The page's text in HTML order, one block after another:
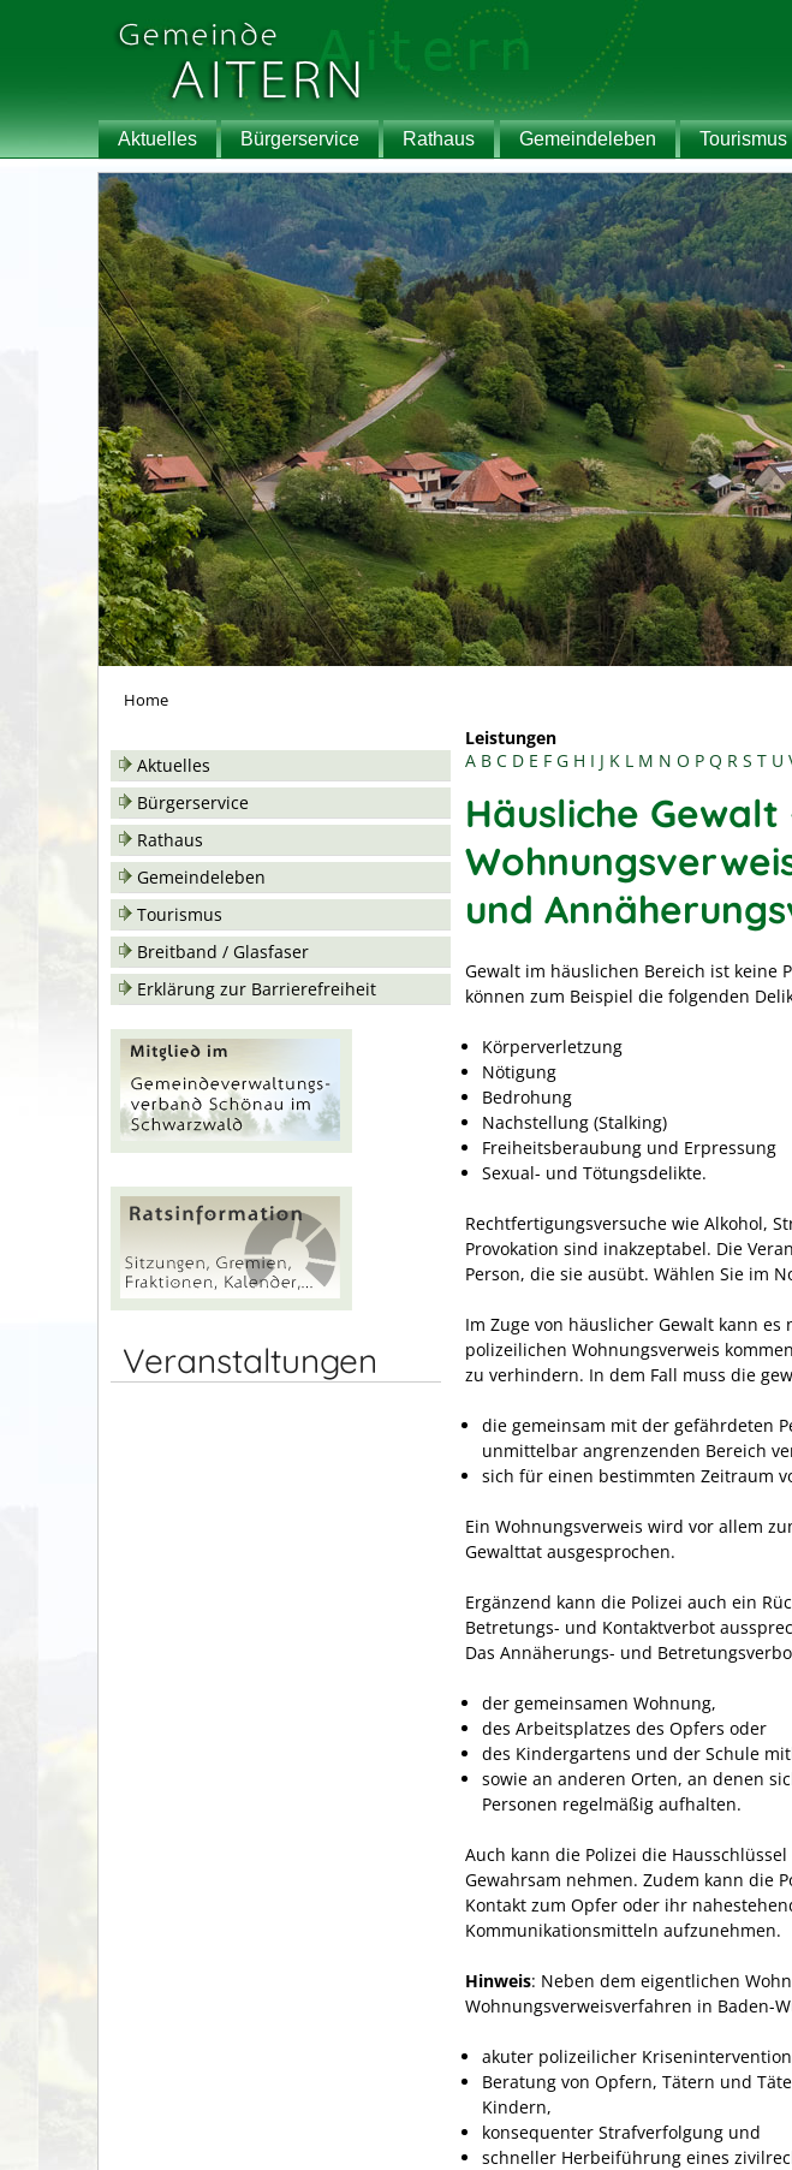
Aktuelles Bürgerservice Rathaus Gemeindeleben Tourismus
Home
Aktuelles
Bürgerservice
Rathaus
Gemeindeleben
Tourismus
Breitband / Glasfaser
Erklärung zur Barrierefreiheit
Veranstaltungen
Leistungen
A B C D E F G H I J K L M N O P Q R S T U
Häusliche
und
Gewalt im häuslichen Bereich ist keine
können zum Beispiel die folgenden
Körperverletzung
Nötigung
Bedrohung
Nachstellung (Stalking)
Freiheitsberaubung und Erpressung
Sexual- und Tötungsdelikte.
Rechtfertigungsversuche wie Alkohol,
Provokation sind inakzeptabel. Die
Person, die sie ausübt. Wählen Sie im
Im Zuge von häuslicher Gewalt kann
polizeilichen Wohnungsverweis
zu verhindern. In dem Fall muss die
die gemeinsam mit der gefährdeten
unmittelbar angrenzenden Bereich
sich für einen bestimmten Zeitraum
Ein Wohnungsverweis wird vor allem
Gewalttat ausgesprochen.
Ergänzend kann die Polizei auch ein
Betretungs- und Kontaktverbot
Das Annäherungs- und
der gemeinsamen Wohnung,
des Arbeitsplatzes des Opfers oder
des Kindergartens und der Schule
sowie an anderen Orten, an denen
Personen regelmäßig aufhalten.
Auch kann die Polizei die
Gewahrsam nehmen. Zudem kann die
Kontakt zum Opfer oder ihr
Kommunikationsmitteln aufzunehmen.
Hinweis: Neben dem eigentlichen
Wohnungsverweisverfahren in Baden-
akuter polizeilicher
Beratung von Opfern, Tätern und
Kindern,
konsequenter Strafverfolgung und
schneller Herbeiführung eines